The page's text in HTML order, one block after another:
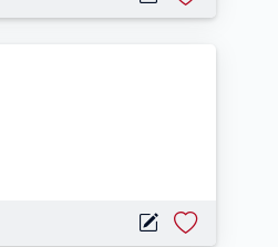
den richtigen Salon